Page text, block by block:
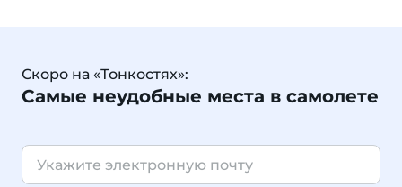
Скоро на «Тонкостях»:
Самые неудобные места в самолете